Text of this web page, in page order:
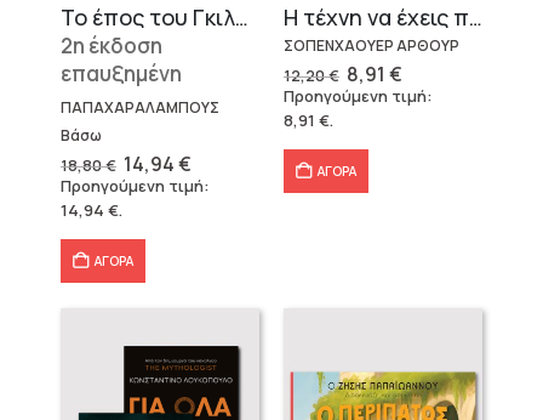
Το έπος του Γκιλγκαμές
2η έκδοση
επαυξημένη
ΠΑΠΑΧΑΡΑΛΑΜΠΟΥΣ
Βάσω
18,80€ Original
price
was:
18,80 €.
14,94€Η
τρέχουσα
τιμή
Προηγούμενη τιμή:
14,94 €.
ΑΓΟΡΑ
Η τέχνη να έχεις πάντα δίκιο – Άρθουρ Σοπενχάουερ
ΣΟΠΕΝΧΑΟΥΕΡ ΑΡΘΟΥΡ
12,20€ Original
price
was:
8,91 €Η
τρέχουσα
τιμή
Προηγούμενη τιμή:
8,91 €.
ΑΓΟΡΑ